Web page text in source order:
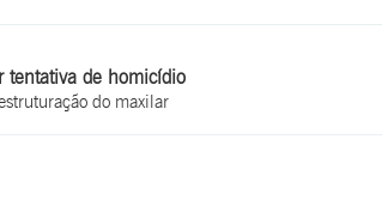
tentativa de homicídio
do maxilar